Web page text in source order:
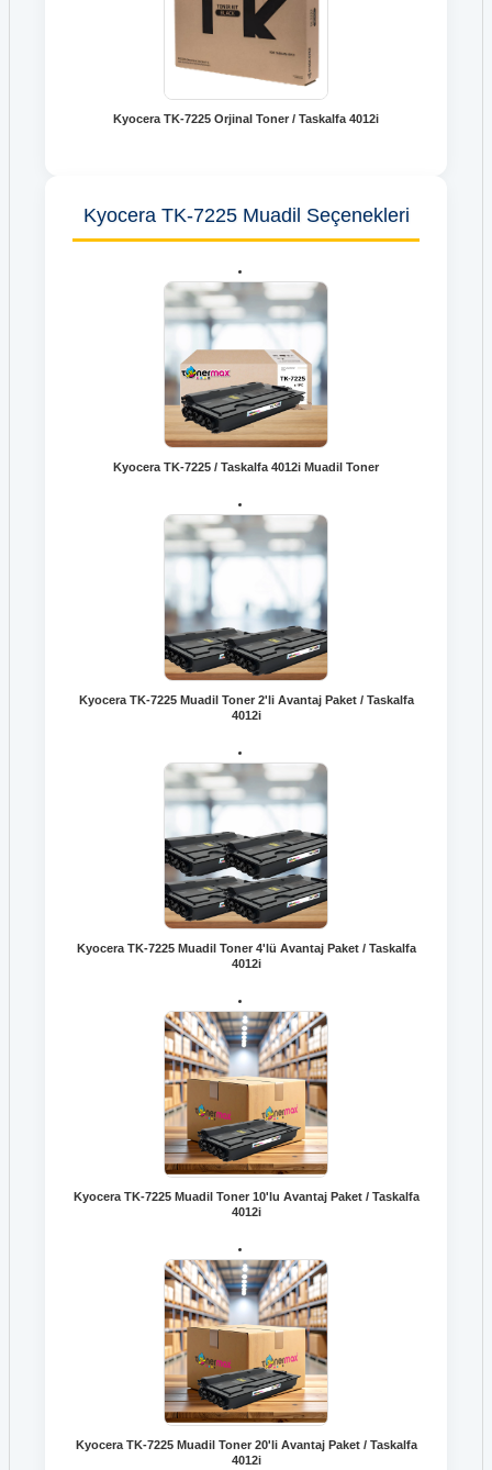
Kyocera TK-7225 Orjinal Toner / Taskalfa 4012i
Kyocera TK-7225 Muadil Seçenekleri
Kyocera TK-7225 / Taskalfa 4012i Muadil Toner
Kyocera TK-7225 Muadil Toner 2'li Avantaj Paket / Taskalfa
4012i
Kyocera TK-7225 Muadil Toner 4'lü Avantaj Paket / Taskalfa
4012i
Kyocera TK-7225 Muadil Toner 10'lu Avantaj Paket / Taskalfa
4012i
Kyocera TK-7225 Muadil Toner 20'li Avantaj Paket / Taskalfa
4012i